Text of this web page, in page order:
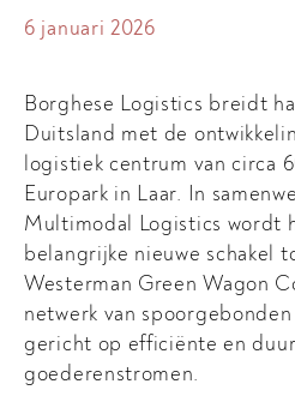
6 januari 2026
Borghese Logistics breidt
Duitsland met de
logistiek centrum van circa
Europark in Laar. In
Multimodal Logistics wordt
belangrijke nieuwe schakel
Westerman Green Wagon
netwerk van
gericht op efficiënte en
goederenstromen.